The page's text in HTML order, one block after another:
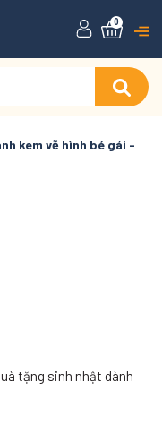
0
kem vẽ hình bé gái -